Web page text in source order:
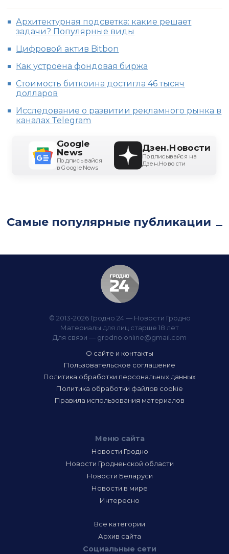
Архитектурная подсветка: какие решает
задачи? Популярные виды
Цифровой актив Bitbon
Как устроена фондовая биржа
Стоимость биткоина достигла 46 тысяч
долларов
Исследование о развитии рекламного рынка в
каналах Telegram
Google
News
Подписывайся
в Google News
Дзен.Новости
Подписывайся на
Дзен.Новости
Самые популярные публикации
© 2013-2026 Гродно 24 — Новости Гродно
Материалы для лиц старше 18 лет
Для связи — grodno.online@gmail.com
О сайте и контакты
Пользовательское соглашение
Политика обработки персональных данных
Политика обработки файлов cookie
Правила использования материалов
Меню сайта
Новости Гродно
Новости Гродненской области
Новости Беларуси
Новости в мире
Интересно
Все категории
Архив сайта
Социальные сети